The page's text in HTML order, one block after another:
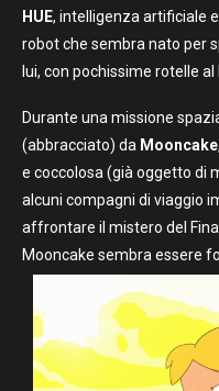
HUE, intelligenza artificiale
robot che sembra nato per
lui, con pochissime rotelle al
Durante una missione
(abbracciato) da Mooncake
e coccolosa (già oggetto di
alcuni compagni di viaggio
affrontare il mistero del
Mooncake sembra essere